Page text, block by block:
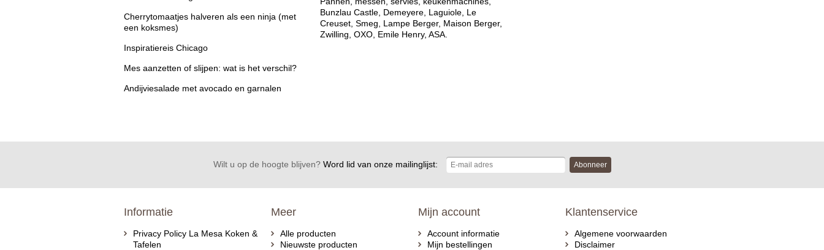
Cherrytomaatjes halveren als een ninja (met
een koksmes)
Inspiratiereis Chicago
Mes aanzetten of slijpen: wat is het verschil?
Andijviesalade met avocado en garnalen
Bunzlau Castle, Demeyere, Laguiole, Le
Creuset, Smeg, Lampe Berger, Maison Berger,
Zwilling, OXO, Emile Henry, ASA.
Wilt u op de hoogte blijven?Word lid van onze mailinglijst: Abonneer
Informatie
Privacy Policy La Mesa Koken &
Tafelen
Meer
Alle producten
Nieuwste producten
Mijn account
Account informatie
Mijn bestellingen
Klantenservice
Algemene voorwaarden
Disclaimer